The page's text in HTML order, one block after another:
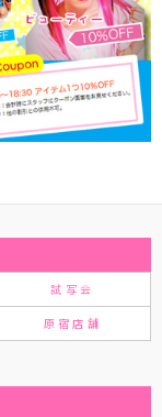
試写会
原宿店舗